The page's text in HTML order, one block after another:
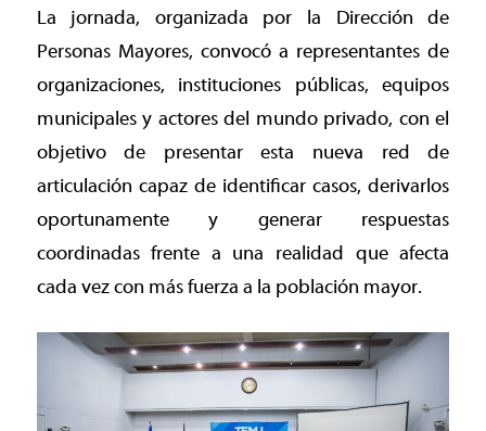
La jornada, organizada por la Dirección de
Personas Mayores, convocó a representantes de
organizaciones, instituciones públicas, equipos
municipales y actores del mundo privado, con el
objetivo de presentar esta nueva red de
articulación capaz de identificar casos, derivarlos
oportunamente y generar respuestas
coordinadas frente a una realidad que afecta
cada vez con más fuerza a la población mayor.